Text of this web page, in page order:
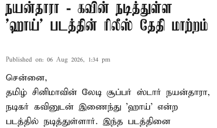
நயன்தாரா - கவின் நடித்துள்ள
'ஹாய்' படத்தின் ரிலீஸ் தேதி மாற்றம்
Published on: 06 Aug 2026, 1:34 pm
சென்னை,
தமிழ் சினிமாவின் லேடி சூப்பர் ஸ்டார் நயன்தாரா,
நடிகர் கவினுடன் இணைந்து 'ஹாய்' என்ற
படத்தில் நடித்துள்ளார். இந்த படத்தினை